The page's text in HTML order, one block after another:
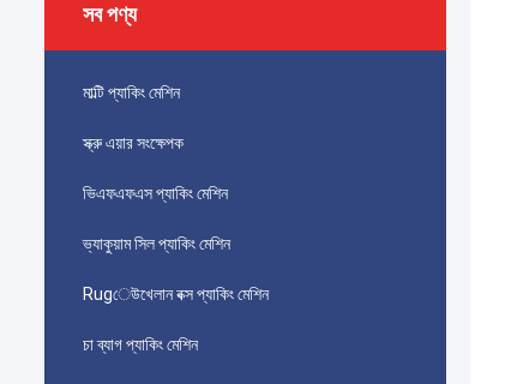
সব পণ্য
মাল্টি প্যাকিং মেশিন
স্ক্রু এয়ার সংক্ষেপক
ভিএফএফএস প্যাকিং মেশিন
ভ্যাকুয়াম সিল প্যাকিং মেশিন
Rugেউখেলান বক্স প্যাকিং মেশিন
চা ব্যাগ প্যাকিং মেশিন